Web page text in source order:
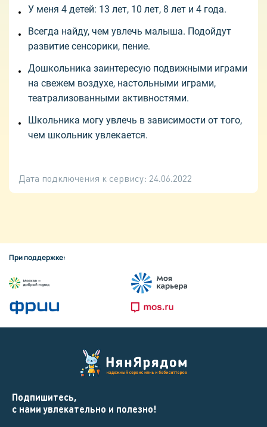
У меня 4 детей: 13 лет, 10 лет, 8 лет и 4 года.
Всегда найду, чем увлечь малыша. Подойдут
развитие сенсорики, пение.
Дошкольника заинтересую подвижными играми
на свежем воздухе, настольными играми,
театрализованными активностями.
Школьника могу увлечь в зависимости от того,
чем школьник увлекается.
Дата подключения к сервису: 24.06.2022
При поддержке:
Подпишитесь,
с нами увлекательно и полезно!